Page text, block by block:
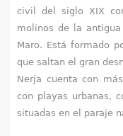
civil del siglo XIX
molinos de la antigua
Maro. Está formado
que saltan el gran
Nerja cuenta con
con playas urbanas,
situadas en el paraje